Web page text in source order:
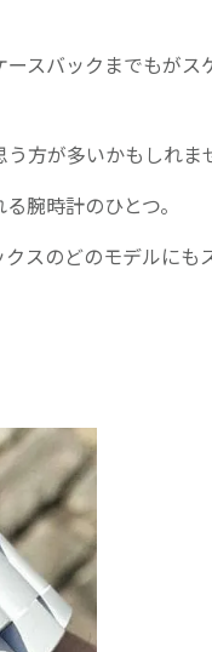
スバックまでもがス
方が多いかもしれま
腕時計のひとつ。
スのどのモデルにも